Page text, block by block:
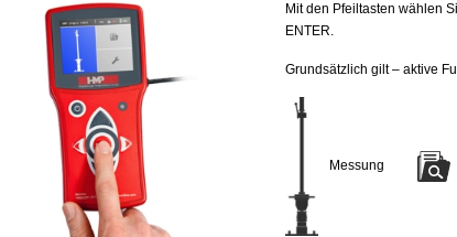
Mit den Pfeiltasten wählen
ENTER.
Grundsätzlich gilt – aktive
Messung